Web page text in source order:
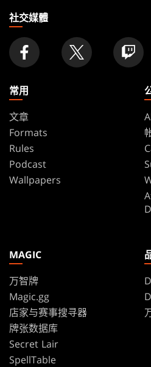
家
社交媒體
常用
文章
Formats
Rules
Podcast
Wallpapers
MAGIC
万智牌
Magic.gg
店家与赛事搜寻器
牌张数据库
Secret Lair
SpellTable